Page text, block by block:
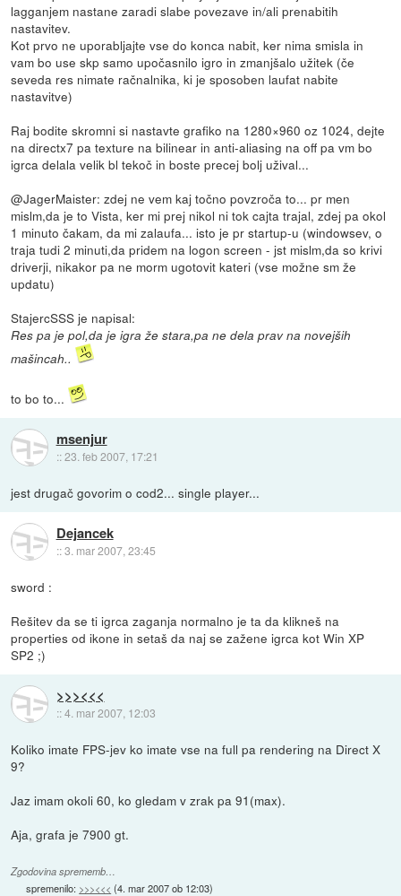
lagganjem nastane zaradi slabe povezave in/ali prenabitih
nastavitev.
Kot prvo ne uporabljajte vse do konca nabit, ker nima smisla in
vam bo use skp samo upočasnilo igro in zmanjšalo užitek (če
seveda res nimate račnalnika, ki je sposoben laufat nabite
nastavitve)
Raj bodite skromni si nastavte grafiko na 1280×960 oz 1024, dejte
na directx7 pa texture na bilinear in anti-aliasing na off pa vm bo
igrca delala velik bl tekoč in boste precej bolj užival...
@JagerMaister: zdej ne vem kaj točno povzroča to... pr men
mislm,da je to Vista, ker mi prej nikol ni tok cajta trajal, zdej pa okol
1 minuto čakam, da mi zalaufa... isto je pr startup-u (windowsev, o
traja tudi 2 minuti,da pridem na logon screen - jst mislm,da so krivi
driverji, nikakor pa ne morm ugotovit kateri (vse možne sm že
updatu)
StajercSSS je napisal:
Res pa je pol,da je igra že stara,pa ne dela prav na novejših
mašincah..
to bo to...
msenjur
::23. feb 2007, 17:21
jest drugač govorim o cod2... single player...
Dejancek
::3. mar 2007, 23:45
sword :
Rešitev da se ti igrca zaganja normalno je ta da klikneš na
properties od ikone in setaš da naj se zažene igrca kot Win XP
SP2 ;)
>>><<<
::4. mar 2007, 12:03
Koliko imate FPS-jev ko imate vse na full pa rendering na Direct X
9?
Jaz imam okoli 60, ko gledam v zrak pa 91(max).
Aja, grafa je 7900 gt.
Zgodovina sprememb…
spremenilo: >>><<< (4. mar 2007 ob 12:03)